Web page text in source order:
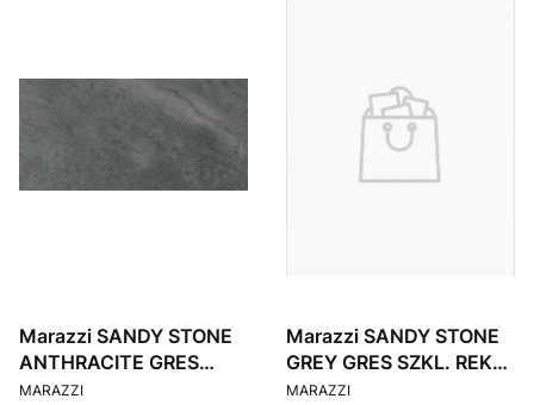
Marazzi SANDY STONE
ANTHRACITE GRES
SZKL. REKT. 60X120
PRODUCENT
MARAZZI
Marazzi SANDY STONE
GREY GRES SZKL. REKT.
60X120
PRODUCENT
MARAZZI